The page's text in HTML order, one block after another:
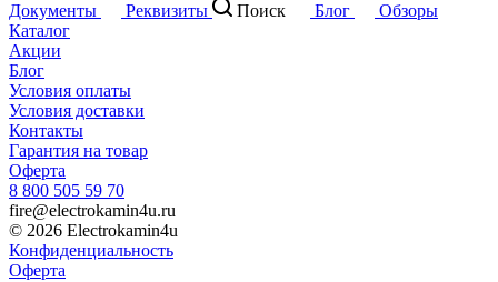
Документы
Реквизиты Поиск Блог
Обзоры
Каталог
Акции
Блог
Условия оплаты
Условия доставки
Контакты
Гарантия на товар
Оферта
8 800 505 59 70
fire@electrokamin4u.ru
© 2026 Electrokamin4u
Конфиденциальность
Оферта